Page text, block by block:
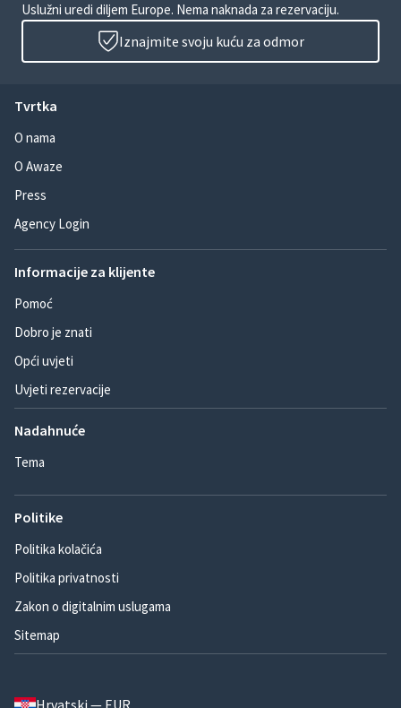
Uslužni uredi diljem Europe. Nema naknada za rezervaciju.
Iznajmite svoju kuću za odmor
Tvrtka
O nama
O Awaze
Press
Agency Login
Informacije za klijente
Pomoć
Dobro je znati
Opći uvjeti
Uvjeti rezervacije
Nadahnuće
Tema
Politike
Politika kolačića
Politika privatnosti
Zakon o digitalnim uslugama
Sitemap